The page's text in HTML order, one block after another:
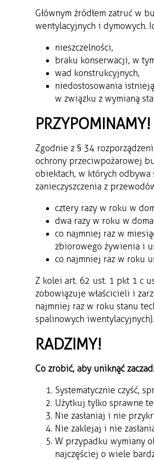
Głównym źródłem zatruć w
wentylacyjnych i dymowych.
nieszczelności,
braku konserwacji, w
wad konstrukcyjnych,
niedostosowania
w związku z wymianą
PRZYPOMINAMY!
Zgodnie z § 34
ochrony przeciwpożarowej
obiektach, w których odbywa
zanieczyszczenia z
cztery razy w roku w
dwa razy w roku w
co najmniej raz w
zbiorowego żywienia i
co najmniej raz w roku
Z kolei art. 62 ust. 1 pkt 1 c
zobowiązuje właścicieli i
najmniej raz w roku stanu
spalinowych i wentylacyjnych).
RADZIMY!
Co zrobić, aby uniknąć
Systematycznie czyść,
Użytkuj tylko sprawne
Nie zasłaniaj i nie
Nie zaklejaj i nie
W przypadku wymiany
najczęściej o wiele